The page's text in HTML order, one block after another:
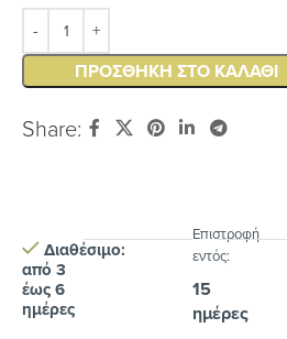
ΠΡΟΣΘΉΚΗ ΣΤΟ ΚΑΛΆΘΙ
Share:
Διαθέσιμο:
από 3
έως 6
ημέρες
Eπιστροφή
εντός:
15
ημέρες